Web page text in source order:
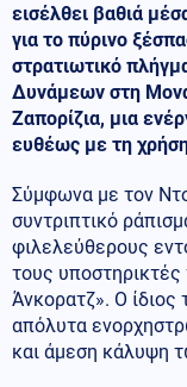
εισέλθει βαθιά
για το πύρινο
στρατιωτικό
Δυνάμεων στη
Ζαπορίζια, μια
ευθέως με τη
Σύμφωνα με τον
συντριπτικό
φιλελεύθερους
τους
Άνκορατζ». Ο ίδιος
απόλυτα
και άμεση κάλυψη